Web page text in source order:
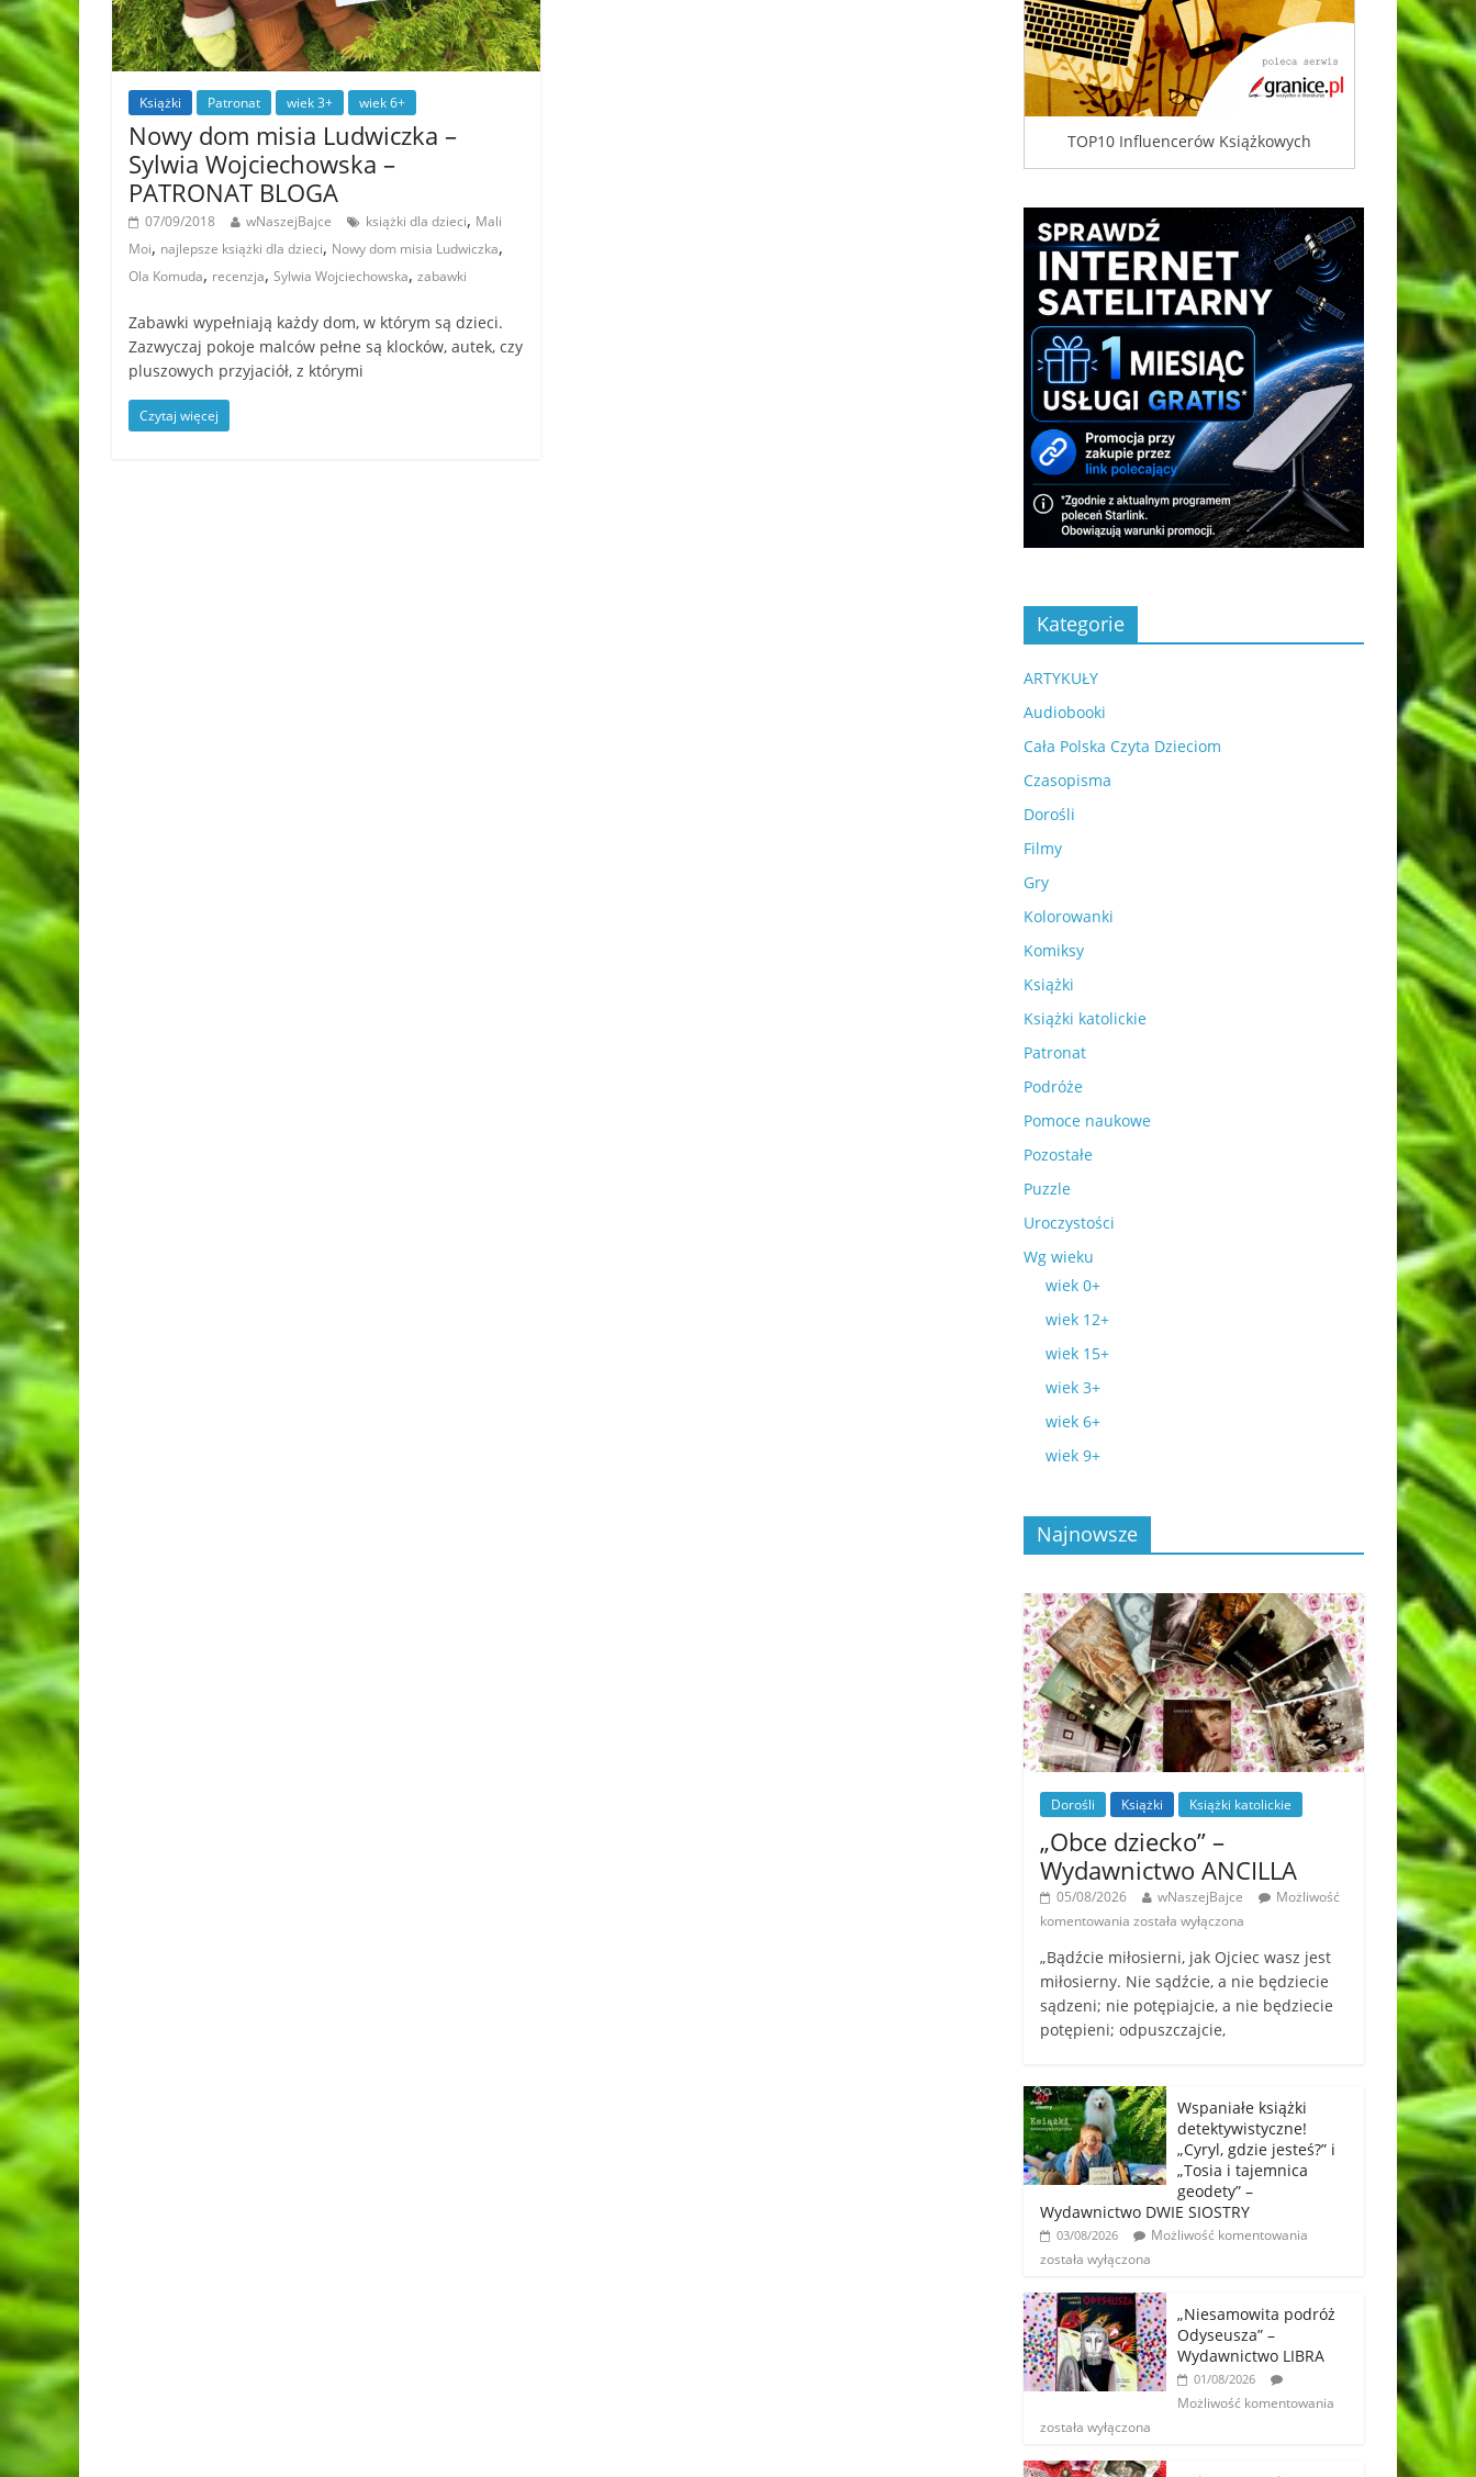
Książki Patronat wiek 3+ wiek 6+
Nowy dom misia Ludwiczka –
Sylwia Wojciechowska –
PATRONAT BLOGA
07/09/2018 wNaszejBajce książki dla dzieci, Mali
Moi, najlepsze książki dla dzieci, Nowy dom misia Ludwiczka,
Ola Komuda, recenzja, Sylwia Wojciechowska, zabawki
Zabawki wypełniają każdy dom, w którym są dzieci.
Zazwyczaj pokoje malców pełne są klocków, autek, czy
pluszowych przyjaciół, z którymi
Czytaj więcej
TOP10 Influencerów Książkowych
Kategorie
ARTYKUŁY
Audiobooki
Cała Polska Czyta Dzieciom
Czasopisma
Dorośli
Filmy
Gry
Kolorowanki
Komiksy
Książki
Książki katolickie
Patronat
Podróże
Pomoce naukowe
Pozostałe
Puzzle
Uroczystości
Wg wieku
wiek 0+
wiek 12+
wiek 15+
wiek 3+
wiek 6+
wiek 9+
Najnowsze
Dorośli Książki Książki katolickie
„Obce dziecko” –
Wydawnictwo ANCILLA
05/08/2026 wNaszejBajce
Możliwość
komentowania została wyłączona
„Bądźcie miłosierni, jak Ojciec wasz jest
miłosierny. Nie sądźcie, a nie będziecie
sądzeni; nie potępiajcie, a nie będziecie
potępieni; odpuszczajcie,
Wspaniałe książki
detektywistyczne!
„Cyryl, gdzie jesteś?” i
„Tosia i tajemnica
geodety” –
Wydawnictwo DWIE SIOSTRY
03/08/2026
Możliwość komentowania
została wyłączona
„Niesamowita podróż
Odyseusza” –
Wydawnictwo LIBRA
01/08/2026
Możliwość komentowania
została wyłączona